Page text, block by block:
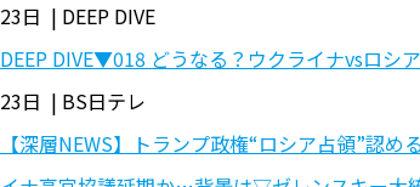
23日 | DEEP DIVE
DEEP DIVE▼018 どうなる？ウクライナvsロシ
23日 | BS日テレ
【深層NEWS】トランプ政権“ロシア占領”認